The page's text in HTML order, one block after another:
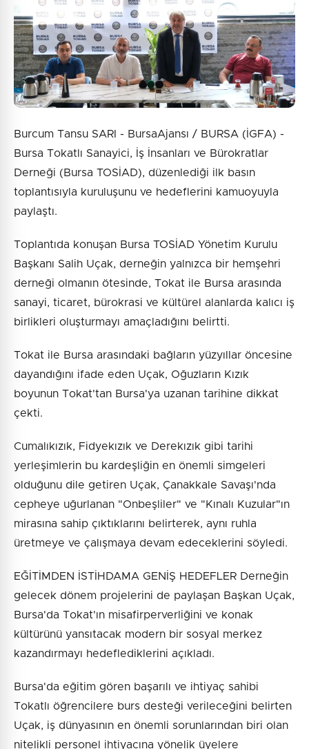
Burcum Tansu SARI - BursaAjansı / BURSA (İGFA) -
Bursa Tokatlı Sanayici, İş İnsanları ve Bürokratlar
Derneği (Bursa TOSİAD), düzenlediği ilk basın
toplantısıyla kuruluşunu ve hedeflerini kamuoyuyla
paylaştı.
Toplantıda konuşan Bursa TOSİAD Yönetim Kurulu
Başkanı Salih Uçak, derneğin yalnızca bir hemşehri
derneği olmanın ötesinde, Tokat ile Bursa arasında
sanayi, ticaret, bürokrasi ve kültürel alanlarda kalıcı iş
birlikleri oluşturmayı amaçladığını belirtti.
Tokat ile Bursa arasındaki bağların yüzyıllar öncesine
dayandığını ifade eden Uçak, Oğuzların Kızık
boyunun Tokat'tan Bursa'ya uzanan tarihine dikkat
çekti.
Cumalıkızık, Fidyekızık ve Derekızık gibi tarihi
yerleşimlerin bu kardeşliğin en önemli simgeleri
olduğunu dile getiren Uçak, Çanakkale Savaşı'nda
cepheye uğurlanan "Onbeşliler" ve "Kınalı Kuzular"ın
mirasına sahip çıktıklarını belirterek, aynı ruhla
üretmeye ve çalışmaya devam edeceklerini söyledi.
EĞİTİMDEN İSTİHDAMA GENİŞ HEDEFLER Derneğin
gelecek dönem projelerini de paylaşan Başkan Uçak,
Bursa'da Tokat'ın misafirperverliğini ve konak
kültürünü yansıtacak modern bir sosyal merkez
kazandırmayı hedeflediklerini açıkladı.
Bursa'da eğitim gören başarılı ve ihtiyaç sahibi
Tokatlı öğrencilere burs desteği verileceğini belirten
Uçak, iş dünyasının en önemli sorunlarından biri olan
nitelikli personel ihtiyacına yönelik üyelere